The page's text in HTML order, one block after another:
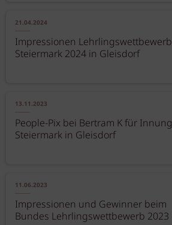
21.04.2024
Impressionen Lehrlingswettbewerb
Steiermark 2024 in Gleisdorf
13.11.2023
People-Pix bei Bertram K für Innung
Steiermark in Gleisdorf
11.06.2023
Impressionen und Gewinner beim
Bundes Lehrlingswettbewerb 2023